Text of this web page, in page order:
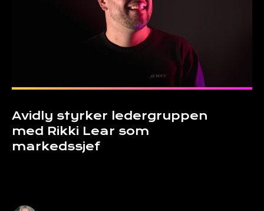
Avidly styrker ledergruppen
med Rikki Lear som
markedssjef